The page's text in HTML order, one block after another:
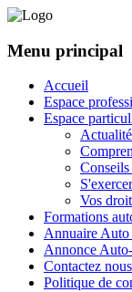
Menu principal
Accueil
Espace
Espace
Vos
Formations
Annuaire Auto
Annonce
Contactez nous
Politique de